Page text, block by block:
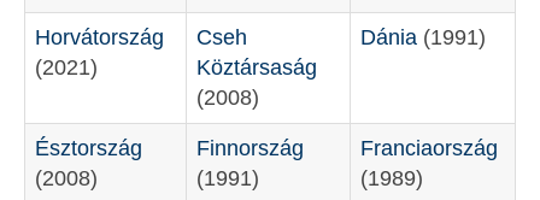
Svenska Svéd
Horvátország
(2021)
Cseh
Köztársaság
(2008)
Dánia (1991)
Észtország
(2008)
Finnország
(1991)
Franciaország
(1989)